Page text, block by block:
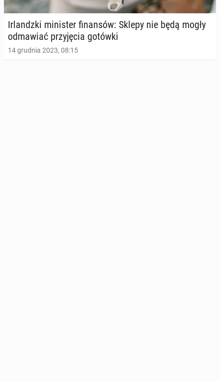
Ir­landz­ki mi­ni­ster fi­nan­sów: Sklepy nie będą mogły
od­ma­wiać przy­ję­cia gotówki
14 grudnia 2023, 08:15